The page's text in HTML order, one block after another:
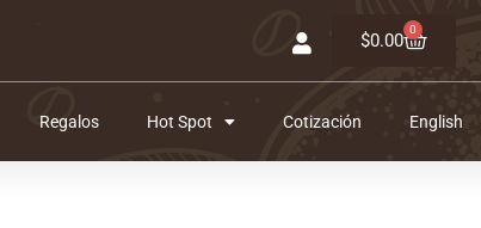
$0.00 0
Carrito
Regalos Hot Spot Cotización English